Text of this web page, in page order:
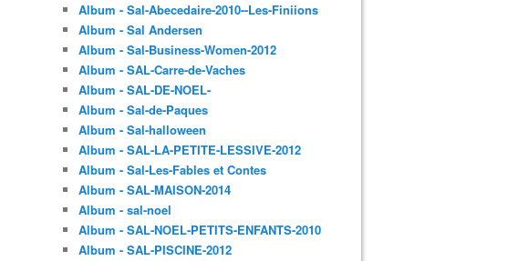
Album - Sal-Abecedaire-2010--Les-Finiions
Album - Sal Andersen
Album - Sal-Business-Women-2012
Album - SAL-Carre-de-Vaches
Album - SAL-DE-NOEL-
Album - Sal-de-Paques
Album - Sal-halloween
Album - SAL-LA-PETITE-LESSIVE-2012
Album - Sal-Les-Fables et Contes
Album - SAL-MAISON-2014
Album - sal-noel
Album - SAL-NOEL-PETITS-ENFANTS-2010
Album - SAL-PISCINE-2012